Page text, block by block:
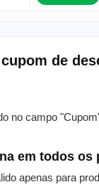
de
no campo
em todos os
apenas para